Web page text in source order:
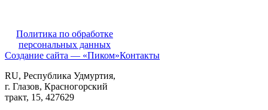
Политика по обработке
персональных данных
Создание сайта — «Пиком»Контакты
RU, Республика Удмуртия,
г. Глазов, Красногорский
тракт, 15, 427629